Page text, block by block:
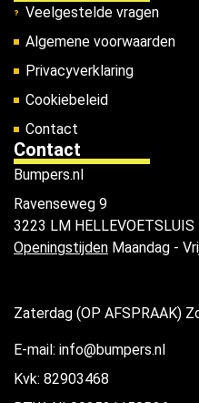
Veelgestelde vragen
Algemene voorwaarden
Privacyverklaring
Cookiebeleid
Contact
Contact
Bumpers.nl
Ravenseweg 9
3223 LM HELLEVOETSLUIS
Openingstijden Maandag -
Zaterdag (OP AFSPRAAK)
E-mail: info@bumpers.nl
Kvk: 82903468